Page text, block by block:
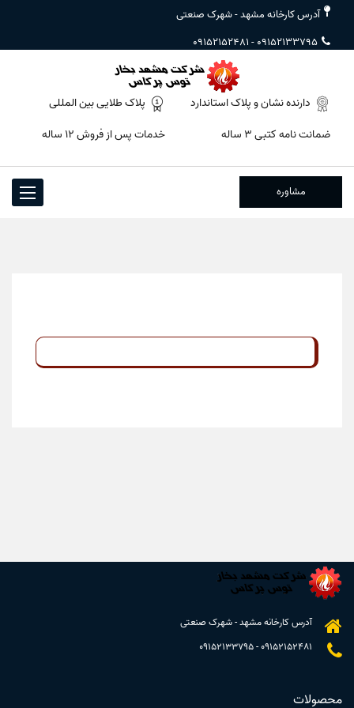
آدرس کارخانه مشهد - شهرک صنعتی
09152133795
-
09152152481
دارنده نشان و پلاک استاندارد
ضمانت نامه کتبی ۳ ساله
پلاک طلایی بین المللی
خدمات پس از فروش ۱۲ ساله
Toggle
مشاوره
آدرس کارخانه مشهد - شهرک صنعتی
09152152481
-
09152133795
محصولات